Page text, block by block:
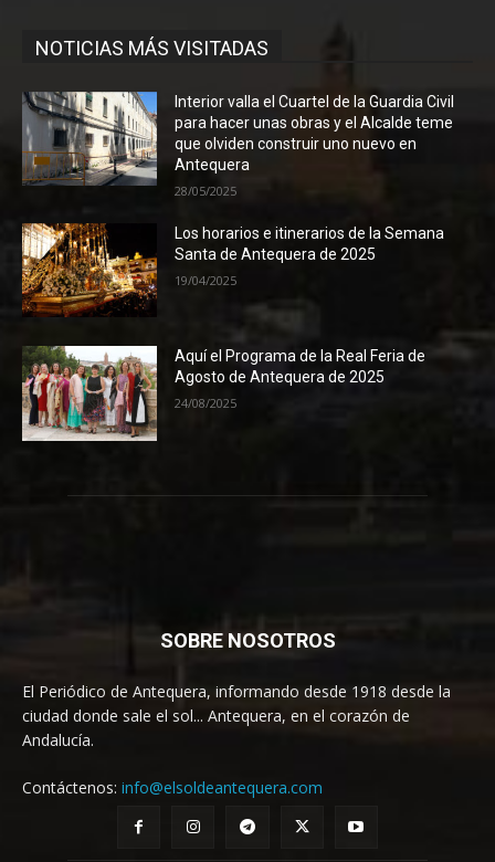
NOTICIAS MÁS VISITADAS
Interior valla el Cuartel de la Guardia Civil
para hacer unas obras y el Alcalde teme
que olviden construir uno nuevo en
Antequera
28/05/2025
Los horarios e itinerarios de la Semana
Santa de Antequera de 2025
19/04/2025
Aquí el Programa de la Real Feria de
Agosto de Antequera de 2025
24/08/2025
SOBRE NOSOTROS
El Periódico de Antequera, informando desde 1918 desde la
ciudad donde sale el sol... Antequera, en el corazón de
Andalucía.
Contáctenos: info@elsoldeantequera.com